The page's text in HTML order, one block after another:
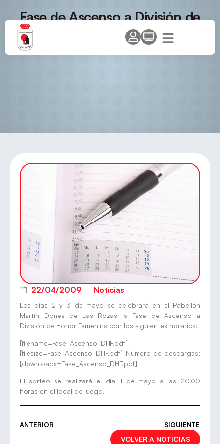
Fase de Ascenso a División de
Honor Femenina
22/04/2009 Noticias
Los días 2 y 3 de mayo se celebrará en el Pabellón
Martín Dones de Las Rozas la Fase de Ascenso a
División de Honor Femenina con los siguientes horarios:
[filename=Fase_Ascenso_DHF.pdf]
[filesize=Fase_Ascenso_DHF.pdf] Número de descargas:
[downloads=Fase_Ascenso_DHF.pdf]
El sorteo se realizará el día 1 de mayo a las 20.00
horas en el local de juego.
ANTERIOR SIGUIENTE
VOLVER A NOTICIAS